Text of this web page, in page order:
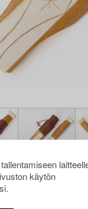
käytön